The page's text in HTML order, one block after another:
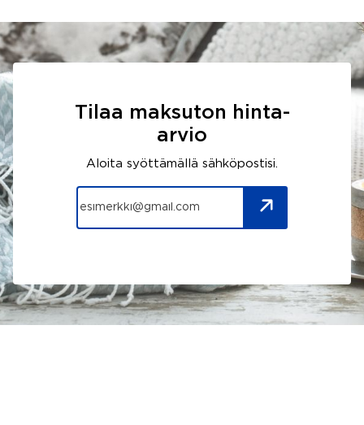
Tilaa maksuton hinta-
arvio
Aloita syöttämällä sähköpostisi.